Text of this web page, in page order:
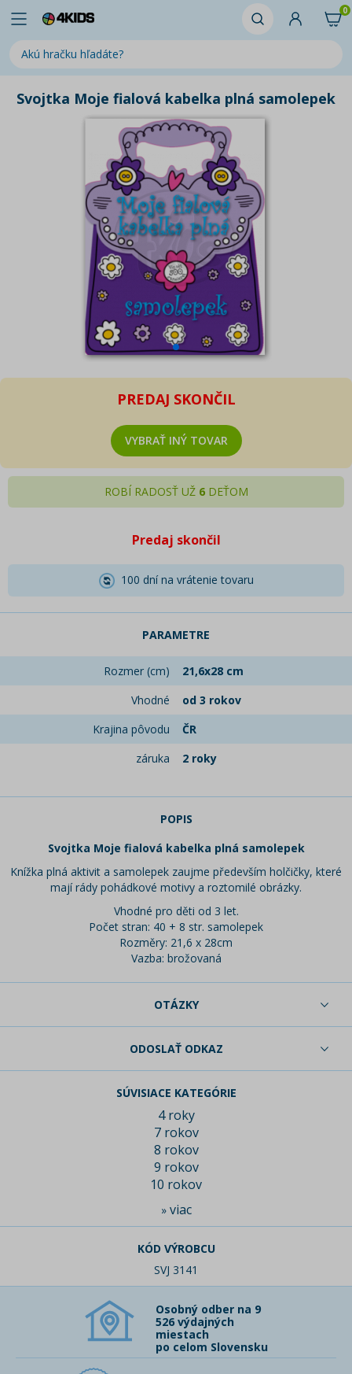
0
Svojtka Moje fialová kabelka plná samolepek
PREDAJ SKONČIL
VYBRAŤ INÝ TOVAR
ROBÍ RADOSŤ UŽ 6DEŤOM
Predaj skončil
100 dní na vrátenie tovaru
PARAMETRE
Rozmer (cm)
21,6x28 cm
Vhodné
od 3 rokov
Krajina pôvodu
ČR
záruka
2 roky
POPIS
Svojtka Moje fialová kabelka plná samolepek
Knížka plná aktivit a samolepek zaujme především holčičky, které
mají rády pohádkové motivy a roztomilé obrázky.
Vhodné pro děti od 3 let.
Počet stran: 40 + 8 str. samolepek
Rozměry: 21,6 x 28cm
Vazba: brožovaná
OTÁZKY
ODOSLAŤ ODKAZ
SÚVISIACE KATEGÓRIE
4 roky
7 rokov
8 rokov
9 rokov
10 rokov
» viac
KÓD VÝROBCU
SVJ 3141
Osobný odber na 9
526 výdajných
miestach
po celom Slovensku